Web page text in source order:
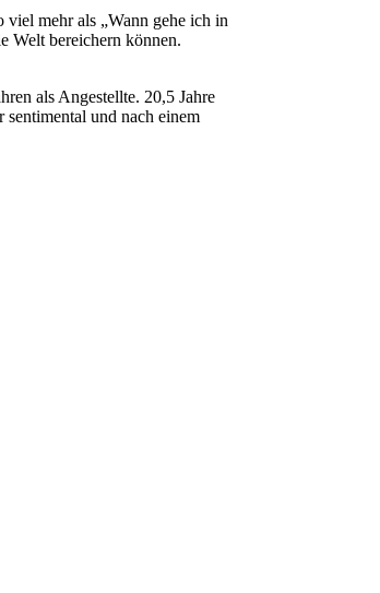
viel mehr als „Wann gehe ich in
Welt bereichern können.
als Angestellte. 20,5 Jahre
und nach einem